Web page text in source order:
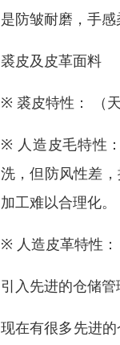
是防皱耐磨，手
裘皮及皮革面料
※ 裘皮特性： （
※ 人造皮毛特性
洗，但防风性差
加工难以合理化。
※ 人造皮革特性：
引入先进的仓储
现在有很多先进